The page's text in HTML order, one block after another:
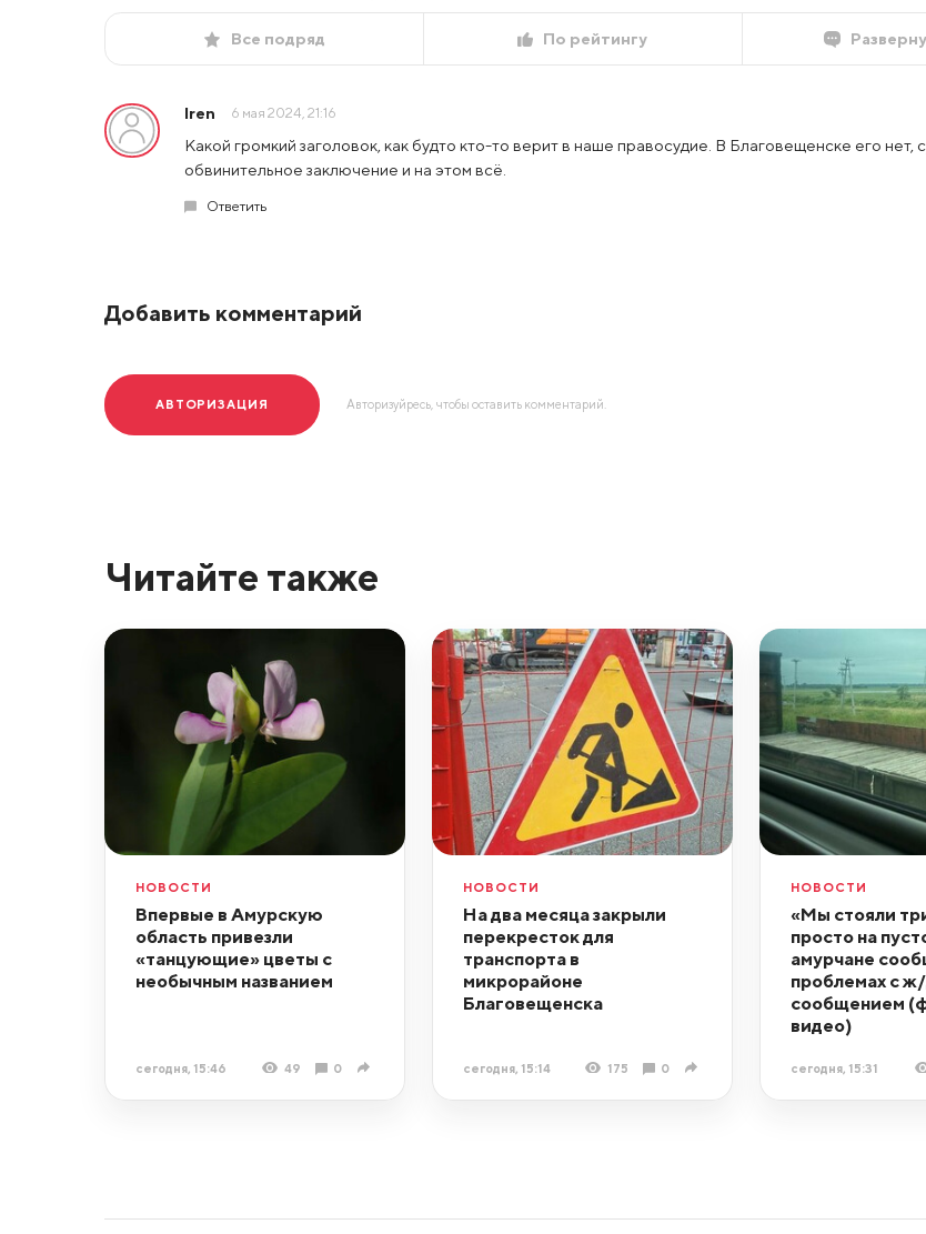
Все подряд По рейтингу
Iren 6 мая 2024, 21:16
Какой громкий заголовок, как будто кто-то верит в наше правосудие. В Благовещенске его нет,
обвинительное заключение и на этом всё.
Ответить
Добавить комментарий
АВТОРИЗАЦИЯ Авторизуйресь, чтобы оставить комментарий.
Читайте также
НОВОСТИ
Впервые в Амурскую
область привезли
«танцующие» цветы с
необычным названием
сегодня, 15:46 49 0
НОВОСТИ
На два месяца закрыли
перекресток для
транспорта в
микрорайоне
Благовещенска
сегодня, 15:14 175 0
НОВОСТИ
«Мы стояли
просто на
амурчане
проблемах с
сообщением
видео)
сегодня, 15:31